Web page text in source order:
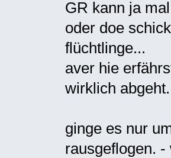
GR kann ja
oder doe
flüchtlinge...
aver hie
wirklich abgeht.
ginge es nur
rausgeflogen.